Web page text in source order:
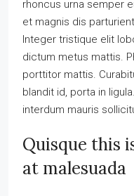
rhoncus urna semper
et magnis dis
Integer tristique elit
dictum metus mattis.
porttitor mattis.
blandit id, porta in
interdum mauris
Quisque this
at malesuada